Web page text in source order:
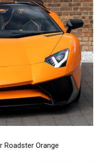
Roadster Orange